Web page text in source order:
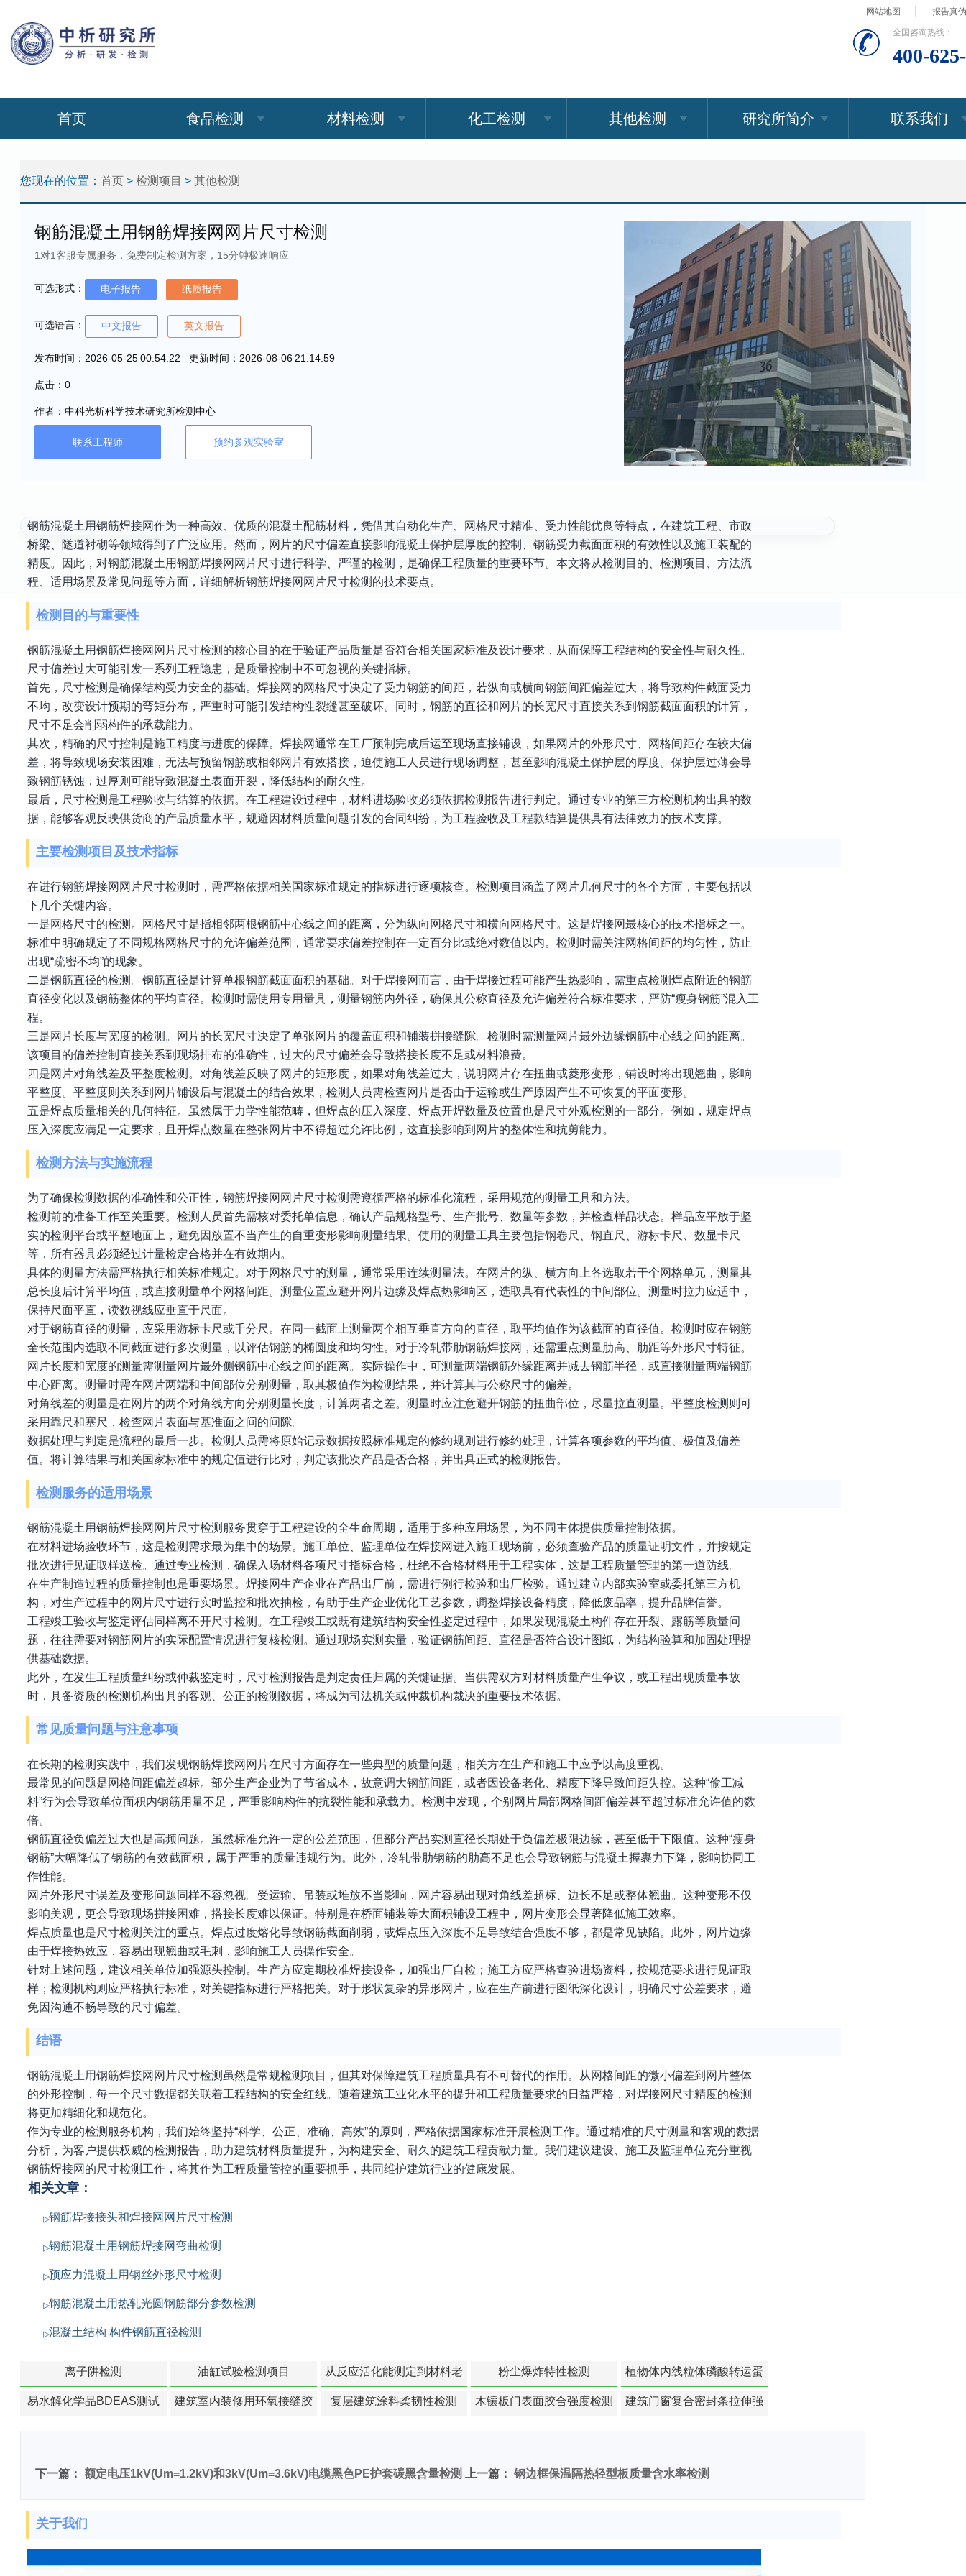
网站地图 报告真
全国咨询热线：
400-
首页 食品检测 材料检测 化工检测 其他检测 研究所简介 联系我们
您现在的位置： 首页 > 检测项目 > 其他检测
钢筋混凝土用钢筋焊接网网片尺寸检测
1对1客服专属服务，免费制定检测方案，15分钟极速响应
可选形式： 电子报告 纸质报告
可选语言： 中文报告 英文报告
发布时间：2026-05-25 00:54:22 更新时间：2026-08-06 21:14:59
点击：0
作者：中科光析科学技术研究所检测中心
联系工程师 预约参观实验室
钢筋混凝土用钢筋焊接网作为一种高效、优质的混凝土配筋材料，凭借其自动化生产、网格尺寸精准、受力性能优良等特点，在建筑工程、市政
桥梁、隧道衬砌等领域得到了广泛应用。然而，网片的尺寸偏差直接影响混凝土保护层厚度的控制、钢筋受力截面面积的有效性以及施工装配的
精度。因此，对钢筋混凝土用钢筋焊接网网片尺寸进行科学、严谨的检测，是确保工程质量的重要环节。本文将从检测目的、检测项目、方法流
程、适用场景及常见问题等方面，详细解析钢筋焊接网网片尺寸检测的技术要点。
检测目的与重要性
钢筋混凝土用钢筋焊接网网片尺寸检测的核心目的在于验证产品质量是否符合相关国家标准及设计要求，从而保障工程结构的安全性与耐久性。
尺寸偏差过大可能引发一系列工程隐患，是质量控制中不可忽视的关键指标。
首先，尺寸检测是确保结构受力安全的基础。焊接网的网格尺寸决定了受力钢筋的间距，若纵向或横向钢筋间距偏差过大，将导致构件截面受力
不均，改变设计预期的弯矩分布，严重时可能引发结构性裂缝甚至破坏。同时，钢筋的直径和网片的长宽尺寸直接关系到钢筋截面面积的计算，
尺寸不足会削弱构件的承载能力。
其次，精确的尺寸控制是施工精度与进度的保障。焊接网通常在工厂预制完成后运至现场直接铺设，如果网片的外形尺寸、网格间距存在较大偏
差，将导致现场安装困难，无法与预留钢筋或相邻网片有效搭接，迫使施工人员进行现场调整，甚至影响混凝土保护层的厚度。保护层过薄会导
致钢筋锈蚀，过厚则可能导致混凝土表面开裂，降低结构的耐久性。
最后，尺寸检测是工程验收与结算的依据。在工程建设过程中，材料进场验收必须依据检测报告进行判定。通过专业的第三方检测机构出具的数
据，能够客观反映供货商的产品质量水平，规避因材料质量问题引发的合同纠纷，为工程验收及工程款结算提供具有法律效力的技术支撑。
主要检测项目及技术指标
在进行钢筋焊接网网片尺寸检测时，需严格依据相关国家标准规定的指标进行逐项核查。检测项目涵盖了网片几何尺寸的各个方面，主要包括以
下几个关键内容。
一是网格尺寸的检测。网格尺寸是指相邻两根钢筋中心线之间的距离，分为纵向网格尺寸和横向网格尺寸。这是焊接网最核心的技术指标之一。
标准中明确规定了不同规格网格尺寸的允许偏差范围，通常要求偏差控制在一定百分比或绝对数值以内。检测时需关注网格间距的均匀性，防止
出现“疏密不均”的现象。
二是钢筋直径的检测。钢筋直径是计算单根钢筋截面面积的基础。对于焊接网而言，由于焊接过程可能产生热影响，需重点检测焊点附近的钢筋
直径变化以及钢筋整体的平均直径。检测时需使用专用量具，测量钢筋内外径，确保其公称直径及允许偏差符合标准要求，严防“瘦身钢筋”混入工
程。
三是网片长度与宽度的检测。网片的长宽尺寸决定了单张网片的覆盖面积和铺装拼接缝隙。检测时需测量网片最外边缘钢筋中心线之间的距离。
该项目的偏差控制直接关系到现场排布的准确性，过大的尺寸偏差会导致搭接长度不足或材料浪费。
四是网片对角线差及平整度检测。对角线差反映了网片的矩形度，如果对角线差过大，说明网片存在扭曲或菱形变形，铺设时将出现翘曲，影响
平整度。平整度则关系到网片铺设后与混凝土的结合效果，检测人员需检查网片是否由于运输或生产原因产生不可恢复的平面变形。
五是焊点质量相关的几何特征。虽然属于力学性能范畴，但焊点的压入深度、焊点开焊数量及位置也是尺寸外观检测的一部分。例如，规定焊点
压入深度应满足一定要求，且开焊点数量在整张网片中不得超过允许比例，这直接影响到网片的整体性和抗剪能力。
检测方法与实施流程
为了确保检测数据的准确性和公正性，钢筋焊接网网片尺寸检测需遵循严格的标准化流程，采用规范的测量工具和方法。
检测前的准备工作至关重要。检测人员首先需核对委托单信息，确认产品规格型号、生产批号、数量等参数，并检查样品状态。样品应平放于坚
实的检测平台或平整地面上，避免因放置不当产生的自重变形影响测量结果。使用的测量工具主要包括钢卷尺、钢直尺、游标卡尺、数显卡尺
等，所有器具必须经过计量检定合格并在有效期内。
具体的测量方法需严格执行相关标准规定。对于网格尺寸的测量，通常采用连续测量法。在网片的纵、横方向上各选取若干个网格单元，测量其
总长度后计算平均值，或直接测量单个网格间距。测量位置应避开网片边缘及焊点热影响区，选取具有代表性的中间部位。测量时拉力应适中，
保持尺面平直，读数视线应垂直于尺面。
对于钢筋直径的测量，应采用游标卡尺或千分尺。在同一截面上测量两个相互垂直方向的直径，取平均值作为该截面的直径值。检测时应在钢筋
全长范围内选取不同截面进行多次测量，以评估钢筋的椭圆度和均匀性。对于冷轧带肋钢筋焊接网，还需重点测量肋高、肋距等外形尺寸特征。
网片长度和宽度的测量需测量网片最外侧钢筋中心线之间的距离。实际操作中，可测量两端钢筋外缘距离并减去钢筋半径，或直接测量两端钢筋
中心距离。测量时需在网片两端和中间部位分别测量，取其极值作为检测结果，并计算其与公称尺寸的偏差。
对角线差的测量是在网片的两个对角线方向分别测量长度，计算两者之差。测量时应注意避开钢筋的扭曲部位，尽量拉直测量。平整度检测则可
采用靠尺和塞尺，检查网片表面与基准面之间的间隙。
数据处理与判定是流程的最后一步。检测人员需将原始记录数据按照标准规定的修约规则进行修约处理，计算各项参数的平均值、极值及偏差
值。将计算结果与相关国家标准中的规定值进行比对，判定该批次产品是否合格，并出具正式的检测报告。
检测服务的适用场景
钢筋混凝土用钢筋焊接网网片尺寸检测服务贯穿于工程建设的全生命周期，适用于多种应用场景，为不同主体提供质量控制依据。
在材料进场验收环节，这是检测需求最为集中的场景。施工单位、监理单位在焊接网进入施工现场前，必须查验产品的质量证明文件，并按规定
批次进行见证取样送检。通过专业检测，确保入场材料各项尺寸指标合格，杜绝不合格材料用于工程实体，这是工程质量管理的第一道防线。
在生产制造过程的质量控制也是重要场景。焊接网生产企业在产品出厂前，需进行例行检验和出厂检验。通过建立内部实验室或委托第三方机
构，对生产过程中的网片尺寸进行实时监控和批次抽检，有助于生产企业优化工艺参数，调整焊接设备精度，降低废品率，提升品牌信誉。
工程竣工验收与鉴定评估同样离不开尺寸检测。在工程竣工或既有建筑结构安全性鉴定过程中，如果发现混凝土构件存在开裂、露筋等质量问
题，往往需要对钢筋网片的实际配置情况进行复核检测。通过现场实测实量，验证钢筋间距、直径是否符合设计图纸，为结构验算和加固处理提
供基础数据。
此外，在发生工程质量纠纷或仲裁鉴定时，尺寸检测报告是判定责任归属的关键证据。当供需双方对材料质量产生争议，或工程出现质量事故
时，具备资质的检测机构出具的客观、公正的检测数据，将成为司法机关或仲裁机构裁决的重要技术依据。
常见质量问题与注意事项
在长期的检测实践中，我们发现钢筋焊接网网片在尺寸方面存在一些典型的质量问题，相关方在生产和施工中应予以高度重视。
最常见的问题是网格间距偏差超标。部分生产企业为了节省成本，故意调大钢筋间距，或者因设备老化、精度下降导致间距失控。这种“偷工减
料”行为会导致单位面积内钢筋用量不足，严重影响构件的抗裂性能和承载力。检测中发现，个别网片局部网格间距偏差甚至超过标准允许值的数
倍。
钢筋直径负偏差过大也是高频问题。虽然标准允许一定的公差范围，但部分产品实测直径长期处于负偏差极限边缘，甚至低于下限值。这种“瘦身
钢筋”大幅降低了钢筋的有效截面积，属于严重的质量违规行为。此外，冷轧带肋钢筋的肋高不足也会导致钢筋与混凝土握裹力下降，影响协同工
作性能。
网片外形尺寸误差及变形问题同样不容忽视。受运输、吊装或堆放不当影响，网片容易出现对角线差超标、边长不足或整体翘曲。这种变形不仅
影响美观，更会导致现场拼接困难，搭接长度难以保证。特别是在桥面铺装等大面积铺设工程中，网片变形会显著降低施工效率。
焊点质量也是尺寸检测关注的重点。焊点过度熔化导致钢筋截面削弱，或焊点压入深度不足导致结合强度不够，都是常见缺陷。此外，网片边缘
由于焊接热效应，容易出现翘曲或毛刺，影响施工人员操作安全。
针对上述问题，建议相关单位加强源头控制。生产方应定期校准焊接设备，加强出厂自检；施工方应严格查验进场资料，按规范要求进行见证取
样；检测机构则应严格执行标准，对关键指标进行严格把关。对于形状复杂的异形网片，应在生产前进行图纸深化设计，明确尺寸公差要求，避
免因沟通不畅导致的尺寸偏差。
结语
钢筋混凝土用钢筋焊接网网片尺寸检测虽然是常规检测项目，但其对保障建筑工程质量具有不可替代的作用。从网格间距的微小偏差到网片整体
的外形控制，每一个尺寸数据都关联着工程结构的安全红线。随着建筑工业化水平的提升和工程质量要求的日益严格，对焊接网尺寸精度的检测
将更加精细化和规范化。
作为专业的检测服务机构，我们始终坚持“科学、公正、准确、高效”的原则，严格依据国家标准开展检测工作。通过精准的尺寸测量和客观的数据
分析，为客户提供权威的检测报告，助力建筑材料质量提升，为构建安全、耐久的建筑工程贡献力量。我们建议建设、施工及监理单位充分重视
钢筋焊接网的尺寸检测工作，将其作为工程质量管控的重要抓手，共同维护建筑行业的健康发展。
相关文章：
钢筋焊接接头和焊接网网片尺寸检测
钢筋混凝土用钢筋焊接网弯曲检测
预应力混凝土用钢丝外形尺寸检测
钢筋混凝土用热轧光圆钢筋部分参数检测
混凝土结构 构件钢筋直径检测
离子阱检测 油缸试验检测项目
从反应活化能测定到材料老
化寿命预测的经典模型
粉尘爆炸特性检测
植物体内线粒体磷酸转运蛋
白活性检测
易水解化学品BDEAS测试
建筑室内装修用环氧接缝胶
复层建筑涂料柔韧性检测 木镶板门表面胶合强度检测
建筑门窗复合密封条拉伸强
下一篇： 额定电压1kV(Um=1.2kV)和3kV(Um=3.6kV)电缆黑色PE护套碳黑含量检测 上一篇： 钢边框保温隔热轻型板质量含水率检测
关于我们